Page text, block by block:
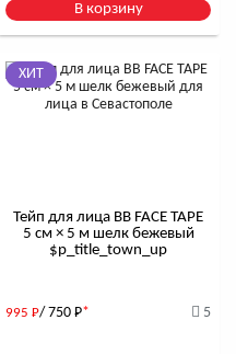
В корзину
ХИТ
Тейп для лица BB FACE TAPE
5 см × 5 м шелк бежевый
$р_title_town_up
995 Р/ 750 Р* 5